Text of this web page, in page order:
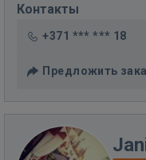
Контакты
+371 *** *** 18
Предложить